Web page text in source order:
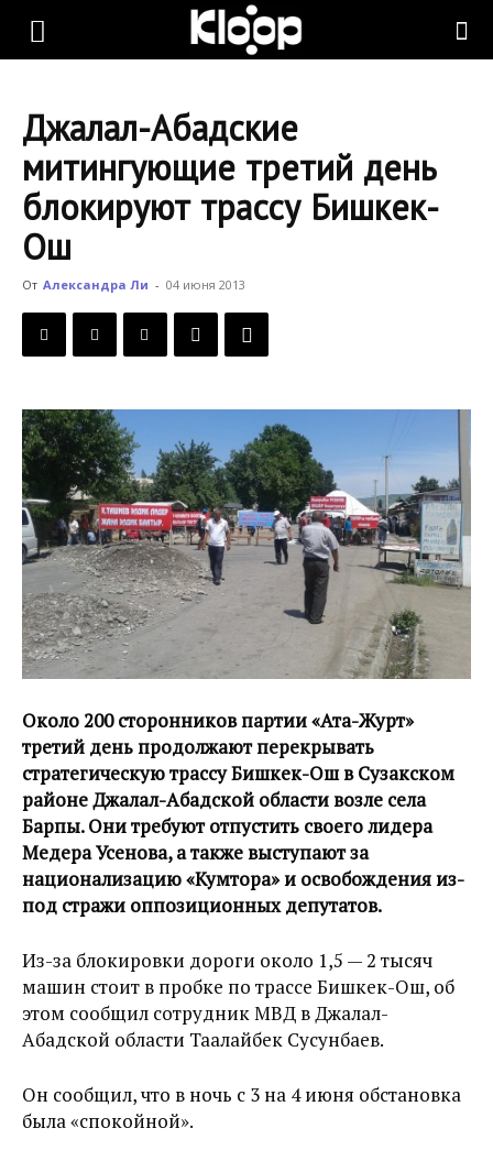
KLOOP.KG
Новости
Кыргызстана
Джалал-Абадские
митингующие третий день
блокируют трассу Бишкек-
Ош
От Александра Ли - 04 июня 2013
Около 200 сторонников партии «Ата-Журт»
третий день продолжают перекрывать
стратегическую трассу Бишкек-Ош в Сузакском
районе Джалал-Абадской области возле села
Барпы. Они требуют отпустить своего лидера
Медера Усенова, а также выступают за
национализацию «Кумтора» и освобождения из-
под стражи оппозиционных депутатов.
Из-за блокировки дороги около 1,5 — 2 тысяч
машин стоит в пробке по трассе Бишкек-Ош, об
этом сообщил сотрудник МВД в Джалал-
Абадской области Таалайбек Сусунбаев.
Он сообщил, что в ночь с 3 на 4 июня обстановка
была «спокойной».